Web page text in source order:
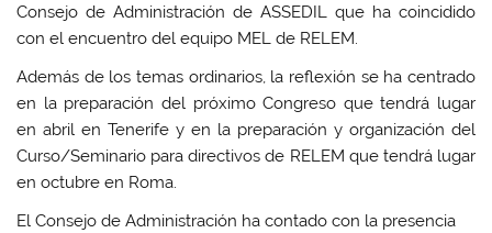
Consejo de Administración de ASSEDIL que ha coincidido
con el encuentro del equipo MEL de RELEM.
Además de los temas ordinarios, la reflexión se ha centrado
en la preparación del próximo Congreso que tendrá lugar
en abril en Tenerife y en la preparación y organización del
Curso/Seminario para directivos de RELEM que tendrá lugar
en octubre en Roma.
El Consejo de Administración ha contado con la presencia